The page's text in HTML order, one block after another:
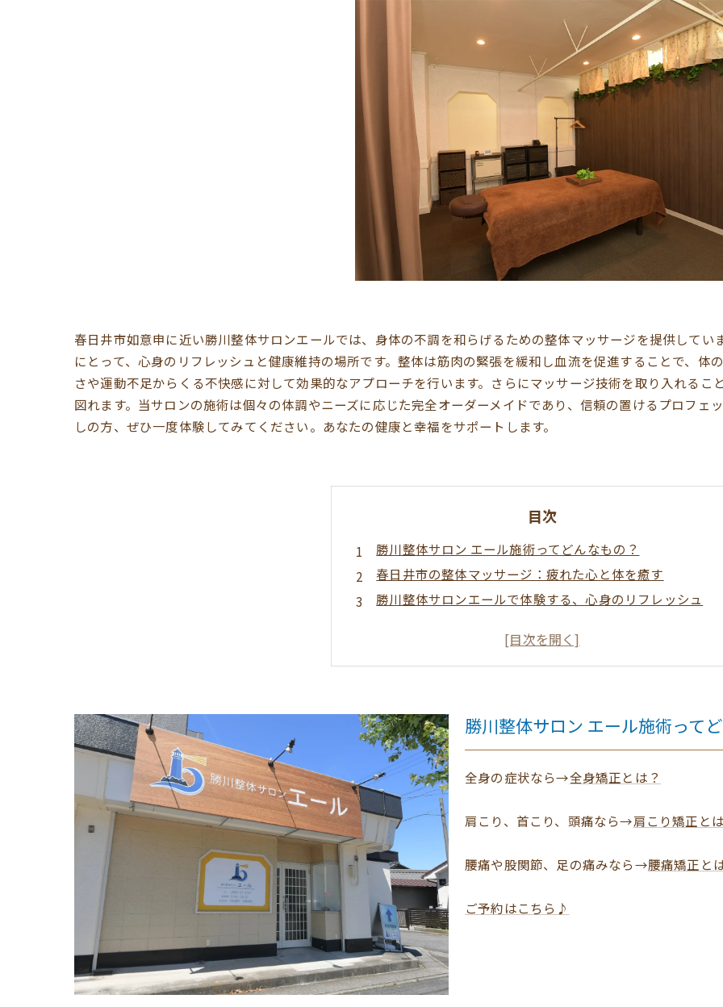
春日井市如意申に近い勝川整体サロンエールでは、身体の不調を和らげるための整体マッサージを提供してい
にとって、心身のリフレッシュと健康維持の場所です。整体は筋肉の緊張を緩和し血流を促進することで、体
さや運動不足からくる不快感に対して効果的なアプローチを行います。さらにマッサージ技術を取り入れるこ
図れます。当サロンの施術は個々の体調やニーズに応じた完全オーダーメイドであり、信頼の置けるプロフェ
しの方、ぜひ一度体験してみてください。あなたの健康と幸福をサポートします。
目次
勝川整体サロン エール施術ってどんなもの？
春日井市の整体マッサージ：疲れた心と体を癒す
勝川整体サロンエールで体験する、心身のリフレッシュ
如意申マッサージ技術が生み出す、究極のリラクゼーション
勝川整体サロンエールがあなたに届ける健康と幸福
勝川整体サロン エール施術ってどんなもの？
勝川整体サロン エール施術って
全身の症状なら→全身矯正とは？
肩こり、首こり、頭痛なら→肩こり矯正と
腰痛や股関節、足の痛みなら→腰痛矯正と
ご予約はこちら♪